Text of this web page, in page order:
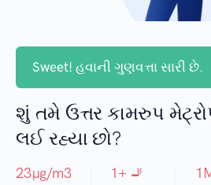
Sweet! હવાની ગુણવત્તા સારી છે.
શું તમે ઉત્તર કામરુપ
લઈ રહ્યા છો?
23µg/m3 1+ 🚬 1